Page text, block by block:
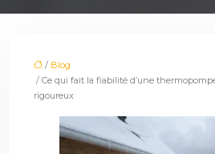
/ Blog
/ Ce qui fait la fiabilité d’une
rigoureux